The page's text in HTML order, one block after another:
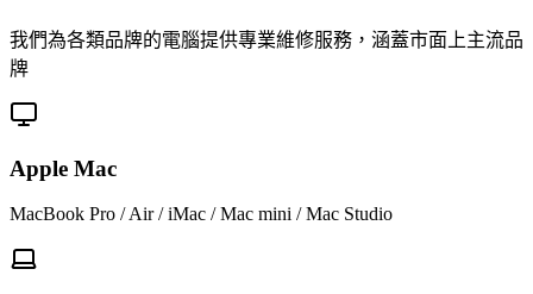
我們為各類品牌的電腦提供專業維修服務，涵蓋市面上主流品
牌
Apple Mac
MacBook Pro / Air / iMac / Mac mini / Mac Studio